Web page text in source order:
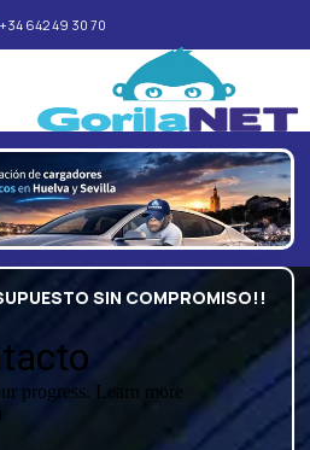
+34 642 49 30 70
SIN COMPROMISO!!